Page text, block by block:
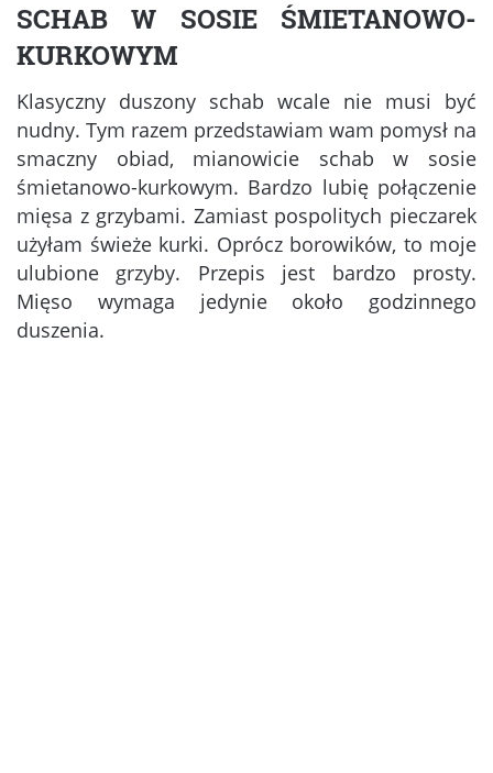
SCHAB W SOSIE ŚMIETANOWO-
KURKOWYM
Klasyczny duszony schab wcale nie musi być
nudny. Tym razem przedstawiam wam pomysł na
smaczny obiad, mianowicie schab w sosie
śmietanowo-kurkowym. Bardzo lubię połączenie
mięsa z grzybami. Zamiast pospolitych pieczarek
użyłam świeże kurki. Oprócz borowików, to moje
ulubione grzyby. Przepis jest bardzo prosty.
Mięso wymaga jedynie około godzinnego
duszenia.